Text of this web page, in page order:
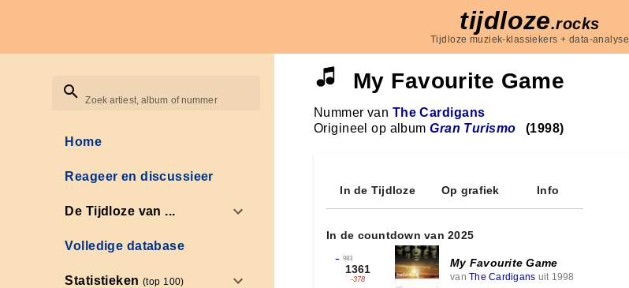
tijdloze.rocks
Tijdloze muziek-klassiekers + data-analyse
Zoek artiest, album of nummer
Home
Reageer en discussieer
De Tijdloze van ...
Volledige database
Statistieken(top 100)
My Favourite Game
Nummer van The Cardigans
Origineel op albumGran Turismo (1998)
In de Tijdloze Op grafiek Info
In de countdown van 2025
← 983
1361
-378
My Favourite Game
van The Cardigans uit 1998